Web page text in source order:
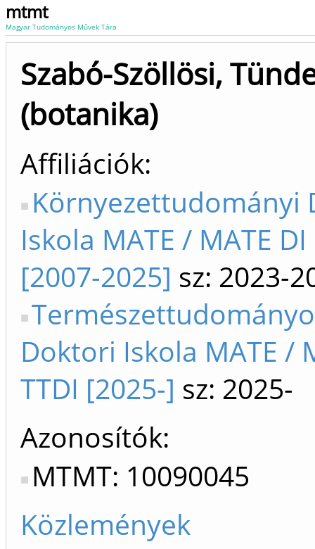
mtmt
Magyar Tudományos Művek Tára
Szabó-Szöllösi,
(botanika)
Affiliációk
Környezettudományi
Iskola MATE / MATE DI
[2007-2025] sz: 2023-
Doktori Iskola MATE /
TTDI [2025-] sz: 2025-
Azonosítók
MTMT: 10090045
Közlemények